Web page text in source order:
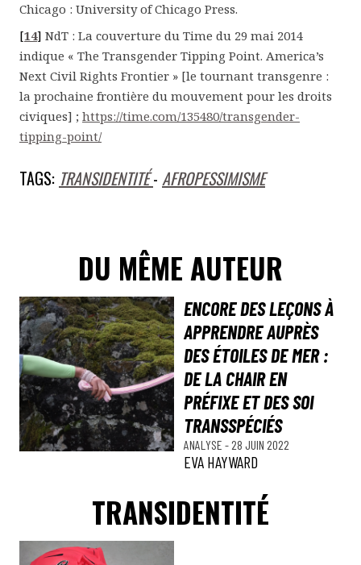
Chicago : University of Chicago Press.
[14] NdT : La couverture du Time du 29 mai 2014
indique « The Transgender Tipping Point. America’s
Next Civil Rights Frontier » [le tournant transgenre :
la prochaine frontière du mouvement pour les droits
civiques] ; https://time.com/135480/transgender-
tipping-point/
TAGS: TRANSIDENTITÉ- AFROPESSIMISME
DU MÊME AUTEUR
ENCORE DES LEÇONS À
APPRENDRE AUPRÈS
DES ÉTOILES DE MER :
DE LA CHAIR EN
PRÉFIXE ET DES SOI
TRANSSPÉCIÉS
ANALYSE - 28 JUIN 2022
EVA HAYWARD
TRANSIDENTITÉ